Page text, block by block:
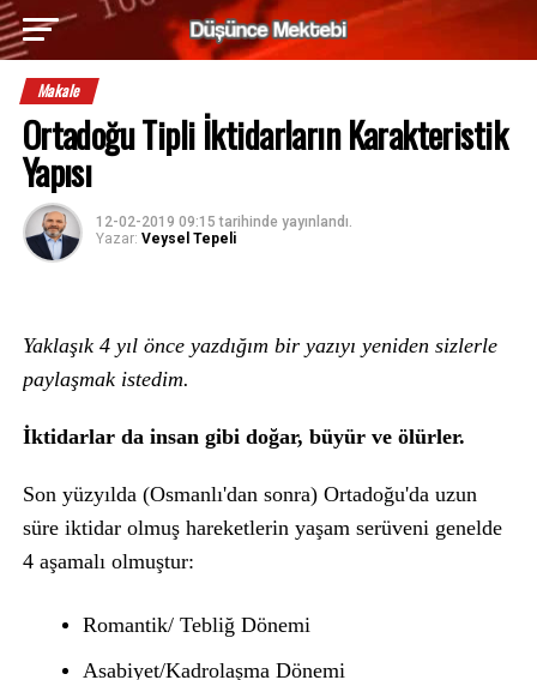
Makale
Ortadoğu Tipli İktidarların Karakteristik
Yapısı
12-02-2019 09:15 tarihinde yayınlandı.
Yazar: Veysel Tepeli
Yaklaşık 4 yıl önce yazdığım bir yazıyı yeniden sizlerle
paylaşmak istedim.
İktidarlar da insan gibi doğar, büyür ve ölürler.
Son yüzyılda (Osmanlı'dan sonra) Ortadoğu'da uzun
süre iktidar olmuş hareketlerin yaşam serüveni genelde
4 aşamalı olmuştur:
Romantik/ Tebliğ Dönemi
Asabiyet/Kadrolaşma Dönemi